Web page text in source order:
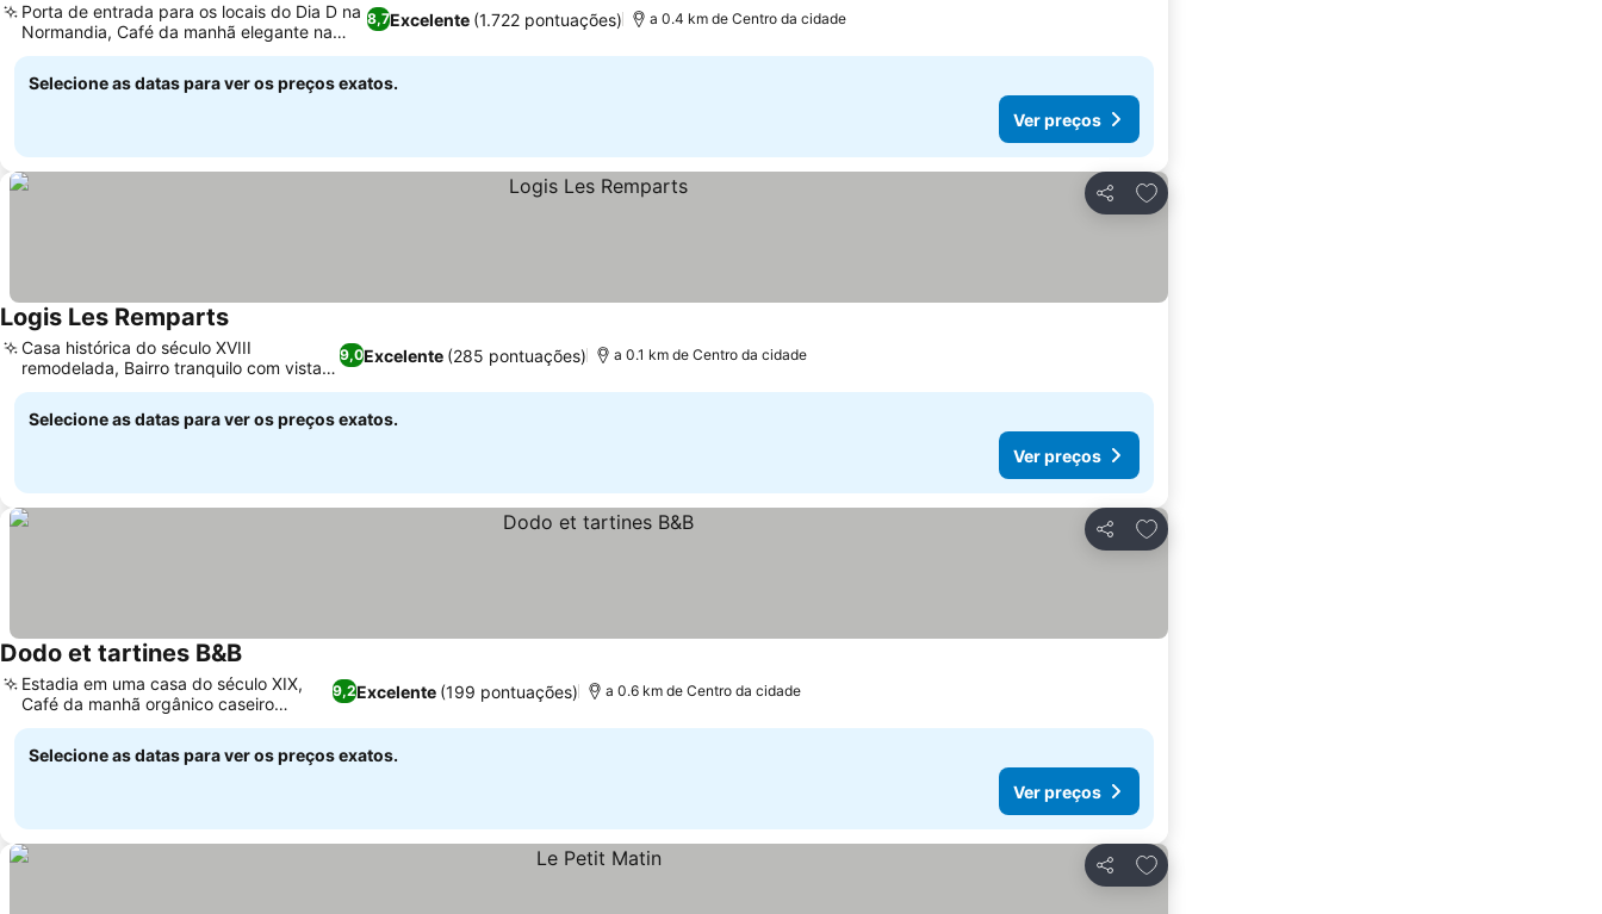
8,7Excelente (1.722 pontuações)
Porta de entrada para os locais do Dia D na
Normandia, Café da manhã elegante na
sala de jantar
a 0.4 km de Centro da cidade
Selecione as datas para ver os preços exatos.
Ver preços
Partilhar
Adicionar aos favoritos
Logis Les Remparts
9,0Excelente (285 pontuações)
Casa histórica do século XVIII
remodelada, Bairro tranquilo com vista
para a catedral
a 0.1 km de Centro da cidade
Selecione as datas para ver os preços exatos.
Ver preços
Partilhar
Adicionar aos favoritos
Dodo et tartines B&B
9,2Excelente (199 pontuações)
Estadia em uma casa do século XIX,
Café da manhã orgânico caseiro
excepcional
a 0.6 km de Centro da cidade
Selecione as datas para ver os preços exatos.
Ver preços
Partilhar
Adicionar aos favoritos